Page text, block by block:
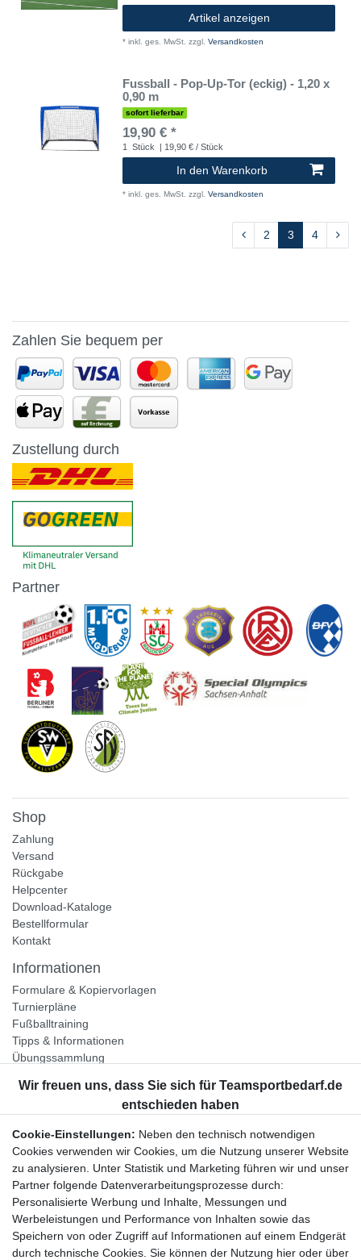
Artikel anzeigen
* inkl. ges. MwSt. zzgl. Versandkosten
Fussball - Pop-Up-Tor (eckig) - 1,20 x
0,90 m
sofort lieferbar
19,90 € *
1 Stück | 19,90 € / Stück
In den Warenkorb
* inkl. ges. MwSt. zzgl. Versandkosten
2 3 4
Zahlen Sie bequem per
Zustellung durch
Partner
Shop
Zahlung
Versand
Rückgabe
Helpcenter
Download-Kataloge
Bestellformular
Kontakt
Informationen
Formulare & Kopiervorlagen
Turnierpläne
Fußballtraining
Tipps & Informationen
Übungssammlung
Unternehmen
Widerrufsrecht
Bestellung widerrufen
Datenschutzerklärung
AGB
Impressum
Cookie-Einstellungen: Neben den technisch notwendigen
Cookies verwenden wir Cookies, um die Nutzung unserer Website
zu analysieren. Unter Statistik und Marketing führen wir und unser
Partner folgende Datenverarbeitungsprozesse durch:
Personalisierte Werbung und Inhalte, Messungen und
Werbeleistungen und Performance von Inhalten sowie das
Speichern von oder Zugriff auf Informationen auf einem Endgerät
durch technische Cookies. Sie können der Nutzung hier oder über